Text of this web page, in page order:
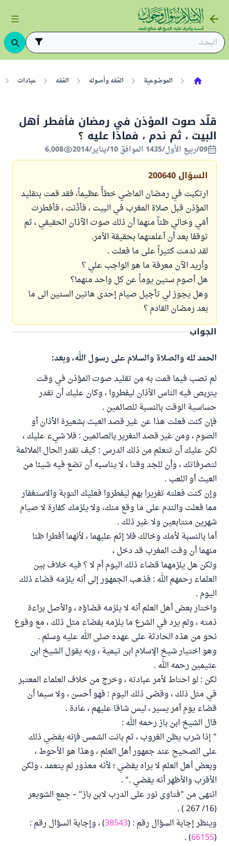
الموضوعية الفقه وأصوله الفقه عبادات
قلّد صوت المؤذن في رمضان فأفطر أهل
البيت ، ثم ندم ، فماذا عليه ؟
09/ربيع الأول/1435 الموافق 10/يناير/2014 6,008
السؤال 200640
ارتكبت في رمضان الماضي خطأً عظيماً، فقد قمت بتقليد
المؤذن قبل صلاة المغرب في البيت ، فأذّنت ، فأفطرت
أمّي وخالي ظناً منهما أن ذلك صوت الآذان الحقيقي ، ثم
توقفا بعد أن أعلمتهما بحقيقة الأمر.
لقد ندمت كثيراً على ما فعلت .
وأريد الآن معرفة ما هو الواجب علي ؟
هل أصوم ستين يوماً عن كل واحد منهما؟
وهل يجوز لي تأجيل صيام إحدى هاتين الستين الى ما
بعد رمضان القادم ؟
الجواب
الحمد لله والصلاة والسلام على رسول الله، وبعد:
لم تصب فيما قمت به من تقليد صوت المؤذن في وقت
يتربص فيه الناس الأذان ليفطروا ، وكان عليك أن تقدر
حساسية الوقت بالنسبة للصائمين .
فإن كنت فعلت هذا عن غير قصد العبث بشعيرة الأذان أو
الصوم ، ومن غير قصد التغرير بالصائمين : فلا شيء عليك ،
لكن عليك أن تتعلم من ذلك الدرس : كيف تقدر الحال الملائمة
لتصرفاتك ، وأن للجد وقتا ، لا يناسبه أن تضع فيه شيئا من
العبث أو اللعب .
وإن كنت فعلته تغريرا بهم ليفطروا فعليك التوبة والاستغفار
مما فعلت والندم على ما وقع منك، ولا يلزمك كفارة لا صيام
شهرين متتابعين ولا غير ذلك .
أما بالنسبة لأمك وخالك فلا إثم عليهما ، لأنهما أفطرا ظنا
منهما أن وقت المغرب قد دخل ،
ولكن هل يلزمهما قضاء ذلك اليوم أم لا ؟ فيه خلاف بين
العلماء رحمهم الله : فذهب الجمهور إلى أنه يلزمه قضاء ذلك
اليوم .
واختار بعض أهل العلم أنه لا يلزمه قضاؤه ، والأصل براءة
ذمته ، ولم يرد في الشرع ما يلزمه بقضاء مثل ذلك ، مع وقوع
نحو من هذه الحادثة على عهده صلى الله عليه وسلم .
وهو اختيار شيخ الإسلام ابن تيمية ، وبه يقول الشيخ ابن
عثيمين رحمه الله .
لكن : لو احتاط لأمر عبادته ، وخرج من خلاف العلماء المعتبر
في مثل ذلك ، وقضى ذلك اليوم : فهو أحسن ، ولا سيما أن
قضاء يوم أمر يسير ، ليس شاقا عليهم ، عادة .
قال الشيخ ابن باز رحمه الله :
" إذا شرب يظن الغروب ، ثم بانت الشمس فإنه يقضي ذلك
على الصحيح عند جمهور أهل العلم ، وهذا هو الأحوط ،
وبعض أهل العلم لا يراه يقضي ؛ لأنه معذور لم يتعمد ، ولكن
الأقرب والأظهر أنه يقضي ." .
انتهى من "فتاوى نور على الدرب لابن باز" – جمع الشويعر
(16/ 267 ) .
وينظر إجابة السؤال رقم : (38543) ، وإجابة السؤال رقم :
(
66155
) .